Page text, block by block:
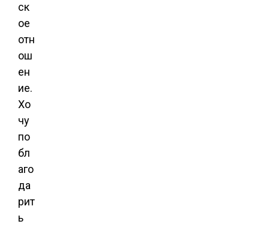
ск
ое
отн
ош
ен
ие.
Хо
чу
по
бл
аго
да
рит
ь